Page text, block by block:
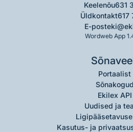
Keelenõu631
Üldkontakt617
E-post
Wordweb App
Portaalist
Sõnakogud
Ekilex API
Uudised ja
Kasutus- ja